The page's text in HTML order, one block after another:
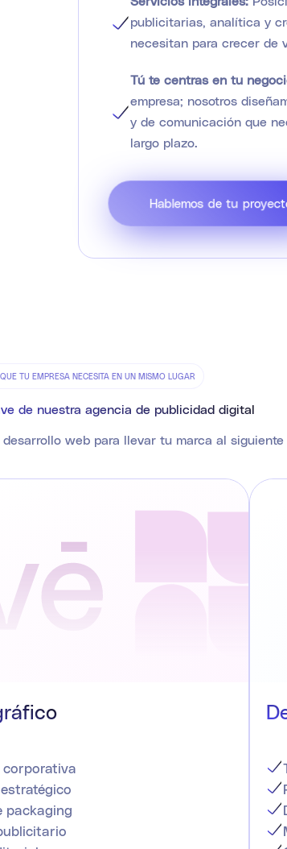
publicitarias, analítica y
necesitan para crecer de
Tú te centras en tu
empresa; nosotros
y de comunicación que
largo plazo.
Hablemos de tu
TU EMPRESA NECESITA EN UN MISMO LUGAR
de nuestra agencia de publicidad digital
web para llevar tu marca al
corporativa
packaging